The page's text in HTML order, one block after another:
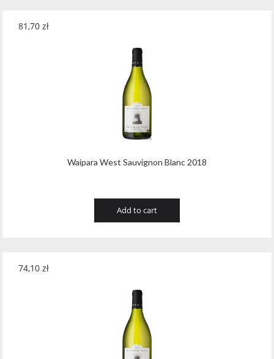
Waipara West Sauvignon Blanc 2018
81,70 zł
Add to cart
74,10 zł